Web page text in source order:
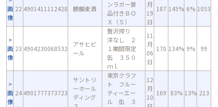
画
像
22 4901411112428 麒麟麦酒
ンラガー景
品付きＢＯ
Ｘ（Ｓ）
月
19
日
187 145% 6% 1053
画
像
23 4904230068532
アサヒビ
ール
贅沢搾り
洋なし ２
１期間限定
缶 ３５０
ｍｌ
11
月
06
日
170 134% 9% 99
画
像
24 4901777373723
サントリ
ーホール
ディング
東京クラフ
ト フルー
ティーエー
ル 缶 ３
12
月
10
169 83% 13% 213